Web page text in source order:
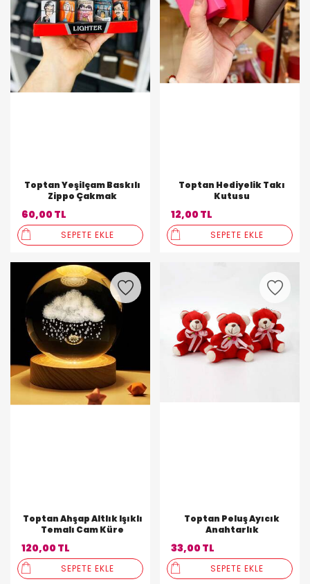
Toptan Yeşilçam Baskılı
Zippo Çakmak
60,00 TL
SEPETE EKLE
Toptan Hediyelik Takı
Kutusu
12,00 TL
SEPETE EKLE
Toptan Ahşap Altlık Işıklı
Temalı Cam Küre
120,00 TL
SEPETE EKLE
Toptan Peluş Ayıcık
Anahtarlık
33,00 TL
SEPETE EKLE